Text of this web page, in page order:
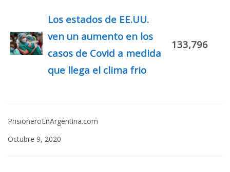
Los estados de EE.UU.
ven un aumento en los
casos de Covid a medida
que llega el clima frio
133,796
PrisioneroEnArgentina.com
Octubre 9, 2020